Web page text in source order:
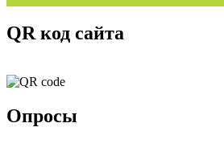
QR код сайта
Опросы